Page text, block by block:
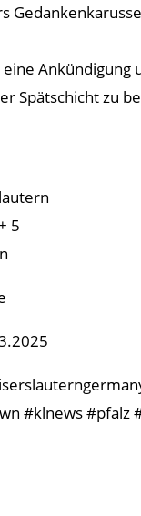
Ankündigung
Spätschicht zu
5
#klnews #pfalz